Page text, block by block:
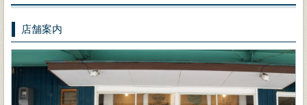
店舗案内